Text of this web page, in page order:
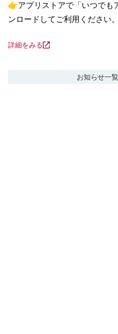
👉アプリストアで「いつでも
ンロードしてご利用ください。
詳細をみる
お知らせ一